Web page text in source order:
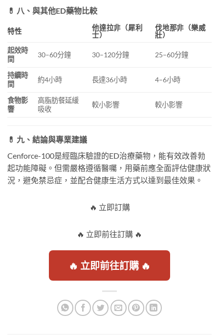
💊 八、與其他ED藥物比較
特性
他達拉非（犀利
士）
伐地那非（樂威
壯）
起效時
間
30–60分鐘 30–120分鐘 25–60分鐘
持續時
間
約4小時 長達36小時 4–6小時
食物影
響
高脂肪餐延緩
吸收
較小影響 較小影響
💊 九、結論與專業建議
Cenforce-100是經臨床驗證的ED治療藥物，能有效改善勃
起功能障礙。但需嚴格遵循醫囑，用藥前應全面評估健康狀
況，避免禁忌症，並配合健康生活方式以達到最佳效果。
🔥 立即訂購
🔥 立即前往訂購 🔥
🔥 立即前往訂購 🔥